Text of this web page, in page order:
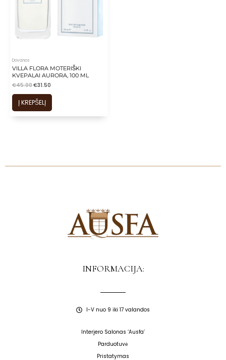
Dovanos
VILLA FLORA MOTERIŠKI
KVEPALAI AURORA, 100 ML
€45.00€31.50
Į KREPŠELĮ
INFORMACIJA:
I-V nuo 9 iki 17 valandos
Interjero Salonas ‘Ausfa’
Parduotuvė
Pristatymas